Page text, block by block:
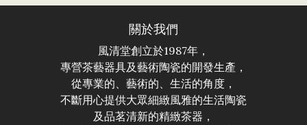
關於我們
風清堂創立於1987年，
專營茶藝器具及藝術陶瓷的開發生產，
從專業的、藝術的、生活的角度，
不斷用心提供大眾細緻風雅的生活陶瓷
及品茗清新的精緻茶器，